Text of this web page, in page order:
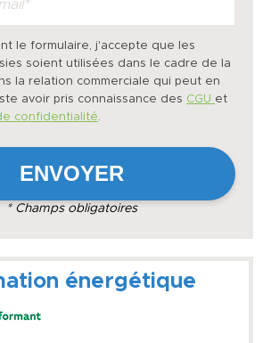
le formulaire, j'accepte que les
soient utilisées dans le cadre de la
la relation commerciale qui peut en
avoir pris connaissance des CGU et
confidentialité.
* Champs obligatoires
énergétique